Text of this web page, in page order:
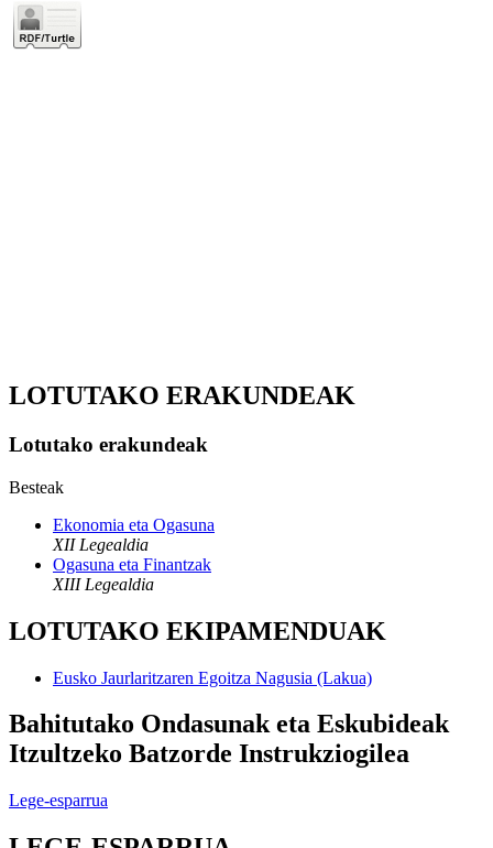
LOTUTAKO ERAKUNDEAK
Lotutako erakundeak
Besteak
Ekonomia eta Ogasuna
XII Legealdia
Ogasuna eta Finantzak
XIII Legealdia
LOTUTAKO EKIPAMENDUAK
Eusko Jaurlaritzaren Egoitza Nagusia (Lakua)
Bahitutako Ondasunak eta Eskubideak
Itzultzeko Batzorde Instrukziogilea
Lege-esparrua